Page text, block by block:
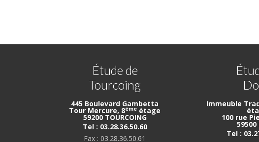
Étude de
Tourcoing
445 Boulevard Gambetta
Tour Mercure, 8ème étage
59200 TOURCOING
Tel : 03.28.36.50.60
Fax : 03.28.36.50.61
Immeuble
100 rue
59500
Tel :